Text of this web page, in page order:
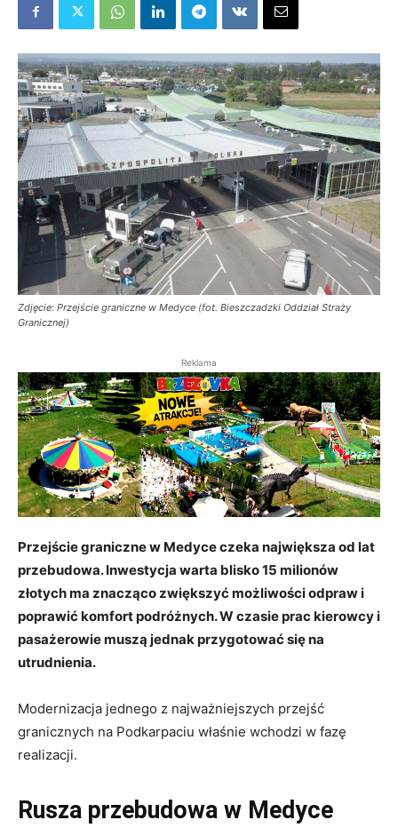
Zdjęcie: Przejście graniczne w Medyce (fot. Bieszczadzki Oddział Straży
Granicznej)
Reklama
Przejście graniczne w Medyce czeka największa od lat
przebudowa. Inwestycja warta blisko 15 milionów
złotych ma znacząco zwiększyć możliwości odpraw i
poprawić komfort podróżnych. W czasie prac kierowcy i
pasażerowie muszą jednak przygotować się na
utrudnienia.
Modernizacja jednego z najważniejszych przejść
granicznych na Podkarpaciu właśnie wchodzi w fazę
realizacji.
Rusza przebudowa w Medyce